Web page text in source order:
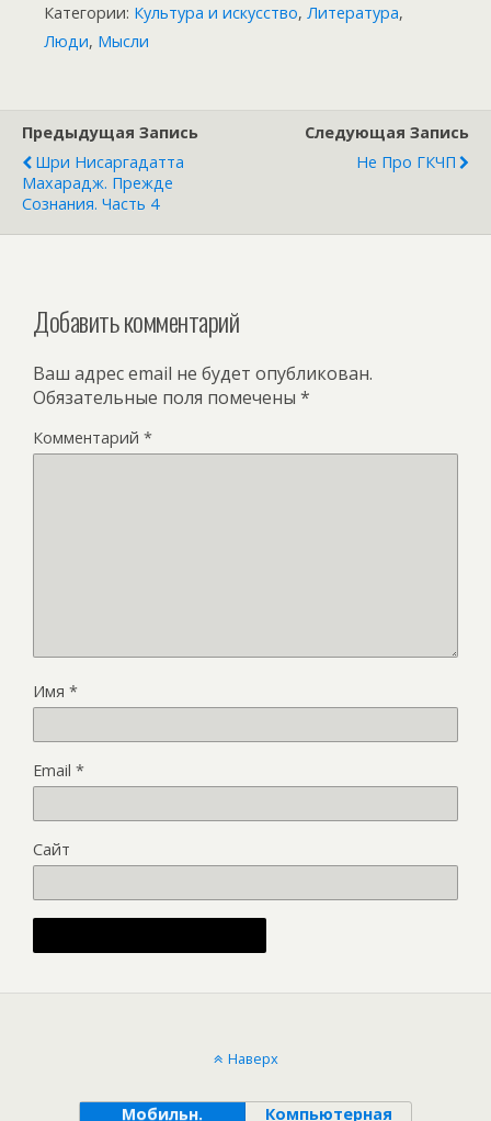
Категории: Культура и искусство, Литература,
Люди, Мысли
Предыдущая Запись
Шри Нисаргадатта
Махарадж. Прежде
Сознания. Часть 4
Следующая Запись
Не Про ГКЧП
Добавить комментарий
Ваш адрес email не будет опубликован.
Обязательные поля помечены *
Комментарий *
Имя *
Email *
Сайт
Наверх
Мобильн. Компьютерная